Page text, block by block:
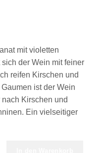
mit violetten
der Wein mit feiner
reifen Kirschen und
ist der Wein
Kirschen und
Ein vielseitiger